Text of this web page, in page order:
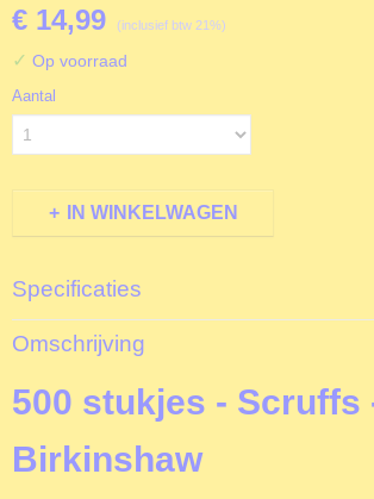
€ 14,99 (inclusief btw 21%)
✓ Op voorraad
Aantal
IN WINKELWAGEN
Specificaties
Productcode
T3374
EAN code
5060002003374
The House of Puzzles
Omschrijving
500 stukjes - Scruffs
Birkinshaw